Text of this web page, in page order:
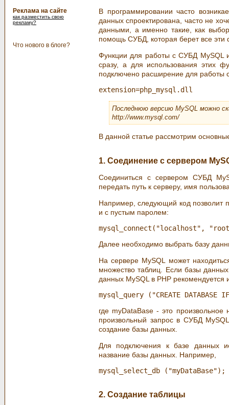
Реклама на сайте
как разместить свою
рекламу?
Что нового в блоге?
В программировании часто
данных спроектирована, часто не
данными, а именно такие, как
помощь СУБД, которая берет все
Функции для работы с СУБД MySQL
сразу, а для использования этих
подключено расширение для работы
Последнюю версию MySQL можно
http://www.mysql.com/
В данной статье рассмотрим
1. Соединение с сервером
Соединиться с сервером СУБД
передать путь к серверу, имя
Например, следующий код позволит
и с пустым паролем:
Далее необходимо выбрать базу
На сервере MySQL может
множество таблиц. Если базы
данных MySQL в PHP рекомендуется
где myDataBase - это
произвольный запрос в СУБД
создание базы данных.
Для подключения к базе данных
название базы данных. Например,
2. Создание таблицы